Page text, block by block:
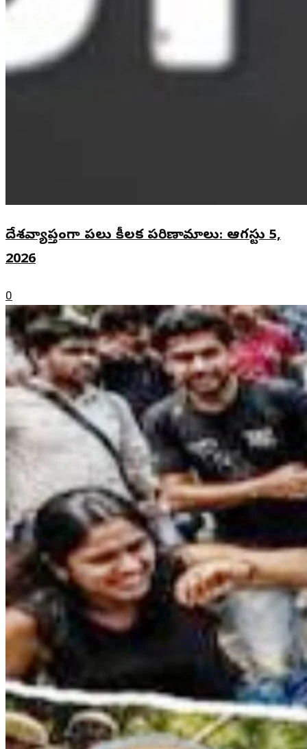
దేశవ్యాప్తంగా పలు కీలక పరిణామాలు: ఆగస్టు 5,
2026
0